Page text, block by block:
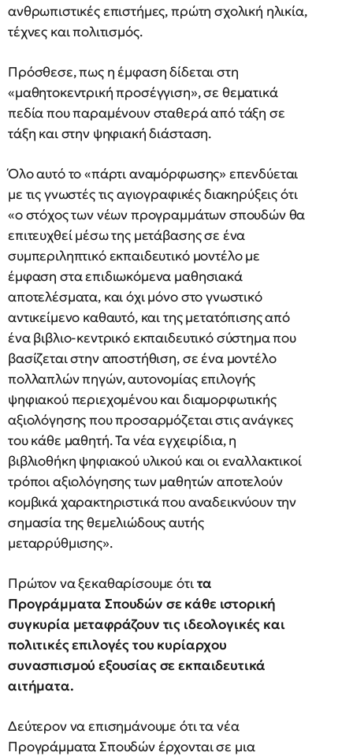
ανθρωπιστικές επιστήμες, πρώτη σχολική ηλικία,
τέχνες και πολιτισμός.
Πρόσθεσε, πως η έμφαση δίδεται στη
«μαθητοκεντρική προσέγγιση», σε θεματικά
πεδία που παραμένουν σταθερά από τάξη σε
τάξη και στην ψηφιακή διάσταση.
Όλο αυτό το «πάρτι αναμόρφωσης» επενδύεται
με τις γνωστές τις αγιογραφικές διακηρύξεις ότι
«ο στόχος των νέων προγραμμάτων σπουδών θα
επιτευχθεί μέσω της μετάβασης σε ένα
συμπεριληπτικό εκπαιδευτικό μοντέλο με
έμφαση στα επιδιωκόμενα μαθησιακά
αποτελέσματα, και όχι μόνο στο γνωστικό
αντικείμενο καθαυτό, και της μετατόπισης από
ένα βιβλιο-κεντρικό εκπαιδευτικό σύστημα που
βασίζεται στην αποστήθιση, σε ένα μοντέλο
πολλαπλών πηγών, αυτονομίας επιλογής
ψηφιακού περιεχομένου και διαμορφωτικής
αξιολόγησης που προσαρμόζεται στις ανάγκες
του κάθε μαθητή. Τα νέα εγχειρίδια, η
βιβλιοθήκη ψηφιακού υλικού και οι εναλλακτικοί
τρόποι αξιολόγησης των μαθητών αποτελούν
κομβικά χαρακτηριστικά που αναδεικνύουν την
σημασία της θεμελιώδους αυτής
μεταρρύθμισης».
Πρώτον να ξεκαθαρίσουμε ότιτα
Προγράμματα Σπουδών σε κάθε ιστορική
συγκυρία μεταφράζουν τις ιδεολογικές και
πολιτικές επιλογές του κυρίαρχου
συνασπισμού εξουσίας σε εκπαιδευτικά
αιτήματα.
Δεύτερον να επισημάνουμε ότι τα νέα
Προγράμματα Σπουδών έρχονται σε μια